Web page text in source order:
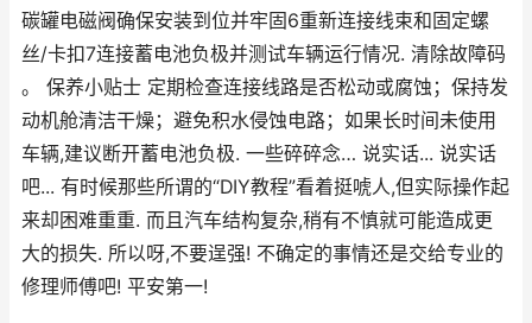
碳罐电磁阀确保安装到位并牢固6重新连接线束和固定螺
丝/卡扣7连接蓄电池负极并测试车辆运行情况. 清除故障码
。 保养小贴士 定期检查连接线路是否松动或腐蚀；保持发
动机舱清洁干燥；避免积水侵蚀电路；如果长时间未使用
车辆,建议断开蓄电池负极. 一些碎碎念… 说实话... 说实话
吧... 有时候那些所谓的“DIY教程”看着挺唬人,但实际操作起
来却困难重重. 而且汽车结构复杂,稍有不慎就可能造成更
大的损失. 所以呀,不要逞强! 不确定的事情还是交给专业的
修理师傅吧! 平安第一!